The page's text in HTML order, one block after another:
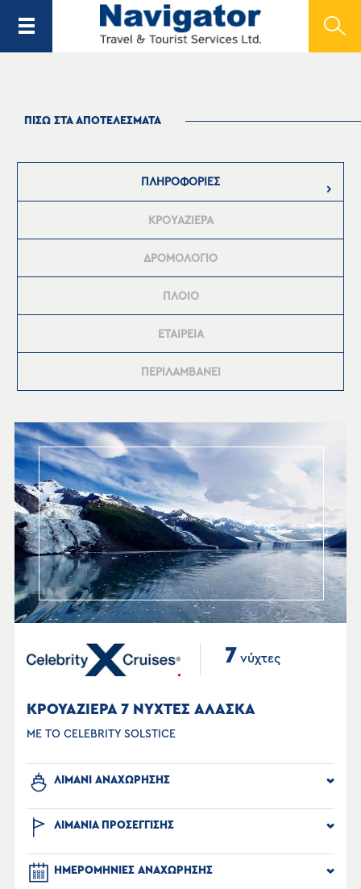
ΠΙΣΩ ΣΤΑ ΑΠΟΤΕΛΕΣΜΑΤΑ
ΠΛΗΡΟΦΟΡΙΕΣ
ΚΡΟΥΑΖΙΕΡΑ
ΔΡΟΜΟΛΟΓΙΟ
ΠΛΟΙΟ
ΕΤΑΙΡΕΙΑ
ΠΕΡΙΛΑΜΒΑΝΕΙ
7 νύχτες
ΚΡΟΥΑΖΙΕΡΑ 7 ΝΥΧΤΕΣ ΑΛΑΣΚΑ
ΜΕ ΤΟ CELEBRITY SOLSTICE
ΛΙΜΑΝΙ ΑΝΑΧΩΡΗΣΗΣ
ΛΙΜΑΝΙΑ ΠΡΟΣΕΓΓΙΣΗΣ
ΗΜΕΡΟΜΗΝΙΕΣ ΑΝΑΧΩΡΗΣΗΣ